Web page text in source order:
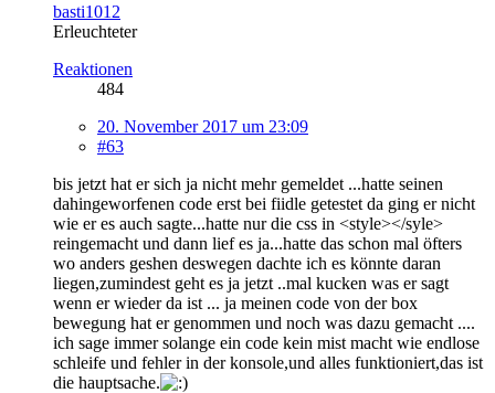
basti1012
Erleuchteter
Reaktionen
484
20. November 2017 um 23:09
#63
bis jetzt hat er sich ja nicht mehr gemeldet ...hatte seinen
dahingeworfenen code erst bei fiidle getestet da ging er nicht
wie er es auch sagte...hatte nur die css in <style></syle>
reingemacht und dann lief es ja...hatte das schon mal öfters
wo anders geshen deswegen dachte ich es könnte daran
liegen,zumindest geht es ja jetzt ..mal kucken was er sagt
wenn er wieder da ist ... ja meinen code von der box
bewegung hat er genommen und noch was dazu gemacht ....
ich sage immer solange ein code kein mist macht wie endlose
schleife und fehler in der konsole,und alles funktioniert,das ist
die hauptsache.